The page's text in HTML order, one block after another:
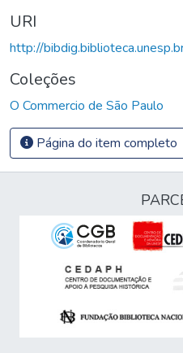
URI
http://
Coleções
O Commercio de São Paulo
Página do item completo